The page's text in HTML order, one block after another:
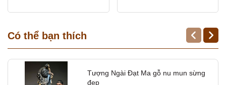
Có thể bạn thích
Tượng Ngài Đạt Ma gỗ nu mun sừng
đẹp